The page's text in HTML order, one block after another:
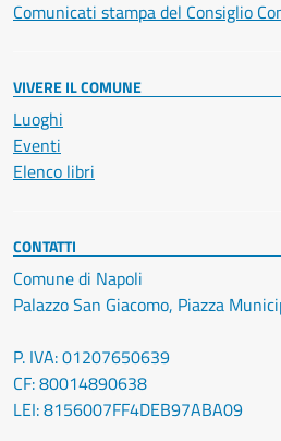
Comunicati stampa del Consiglio
VIVERE IL COMUNE
Luoghi
Eventi
Elenco libri
CONTATTI
Comune di Napoli
Palazzo San Giacomo, Piazza
P. IVA: 01207650639
CF: 80014890638
LEI: 8156007FF4DEB97ABA09